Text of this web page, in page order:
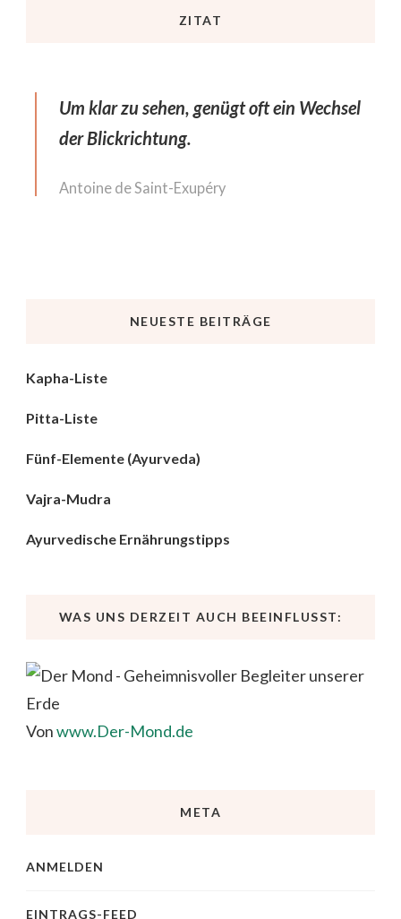
ZITAT
Um klar zu sehen, genügt oft ein Wechsel
der Blickrichtung.
Antoine de Saint-Exupéry
NEUESTE BEITRÄGE
Kapha-Liste
Pitta-Liste
Fünf-Elemente (Ayurveda)
Vajra-Mudra
Ayurvedische Ernährungstipps
WAS UNS DERZEIT AUCH BEEINFLUSST:
Vonwww.Der-Mond.de
META
ANMELDEN
EINTRAGS-FEED